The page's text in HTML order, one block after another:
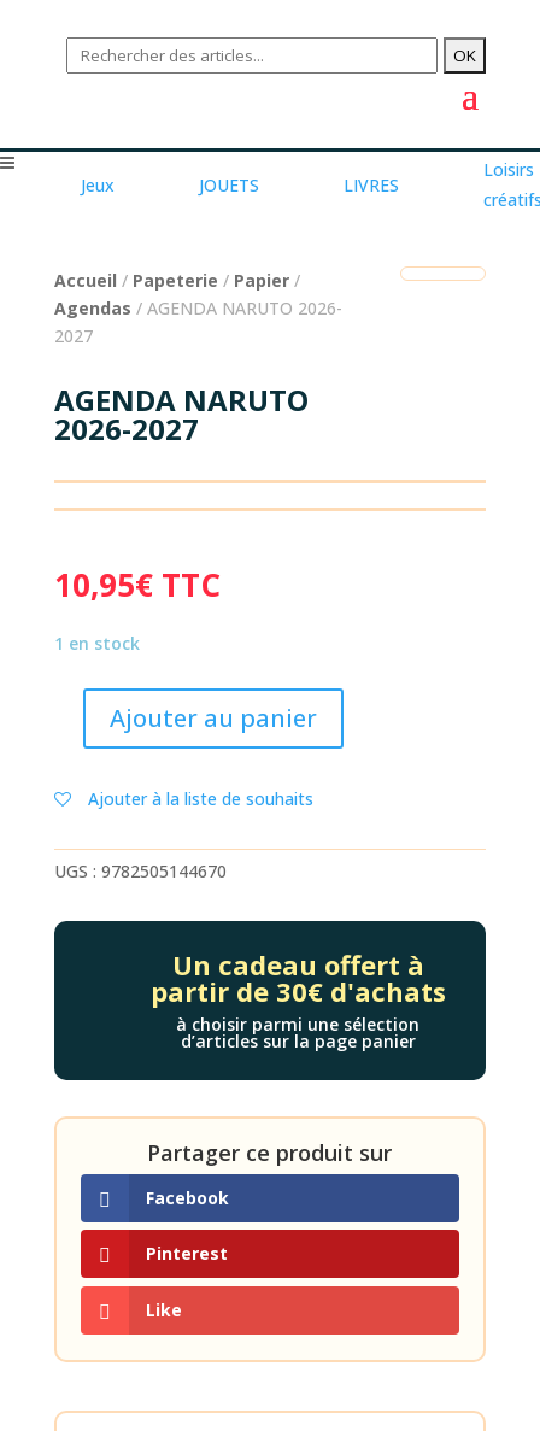
Jeux JOUETS LIVRES
Loisirs
Accueil / Papeterie / Papier/
Agendas / AGENDA NARUTO 2026-
2027
AGENDA NARUTO
2026-2027
10,95€ TTC
1 en stock
quantité
AGENDA
NARUTO
2027
Ajouter au panier
Ajouter à la liste de souhaits
UGS : 9782505144670
Un cadeau offert à
partir de 30€ d'achats
à choisir parmi une sélection
d’articles sur la page panier
Partager ce produit sur
Facebook
Pinterest
Like